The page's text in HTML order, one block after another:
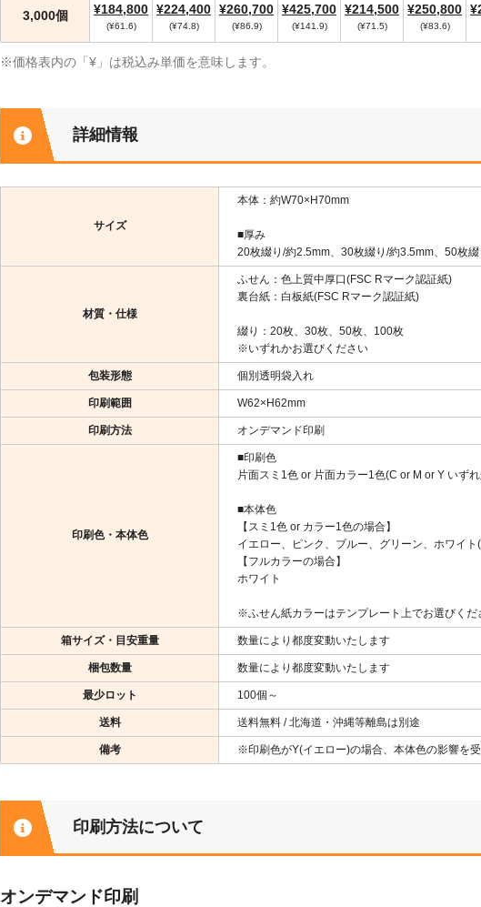
3,000個 ¥184,800
(¥61.6)
¥224,400
(¥74.8)
¥260,700
(¥86.9)
¥425,700
(¥141.9)
¥214,500
(¥71.5)
¥250,800
(¥83.6)
※価格表内の「¥」は税込み単価を意味します。
詳細情報
サイズ
本体：約W70×H70mm
■厚み
20枚綴り/約2.5mm、30枚綴り/約3.5mm、50枚
材質・仕様
ふせん：色上質中厚口(FSC Rマーク認証紙)
裏台紙：白板紙(FSC Rマーク認証紙)
綴り：20枚、30枚、50枚、100枚
※いずれかお選びください
包装形態 個別透明袋入れ
印刷範囲 W62×H62mm
印刷方法 オンデマンド印刷
印刷色・本体色
■印刷色
片面スミ1色 or 片面カラー1色(C or M or Y いず
■本体色
【スミ1色 or カラー1色の場合】
イエロー、ピンク、ブルー、グリーン、ホワイ
【フルカラーの場合】
ホワイト
※ふせん紙カラーはテンプレート上でお選びくだ
箱サイズ・目安重量 数量により都度変動いたします
梱包数量 数量により都度変動いたします
最少ロット 100個～
送料 送料無料 / 北海道・沖縄等離島は別途
備考 ※印刷色がY(イエロー)の場合、本体色の影響を
印刷方法について
オンデマンド印刷